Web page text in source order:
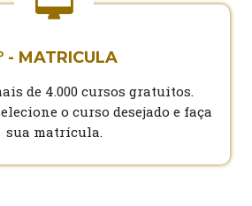
- MATRICULA
de 4.000 cursos gratuitos.
o curso desejado e faça
sua matrícula.